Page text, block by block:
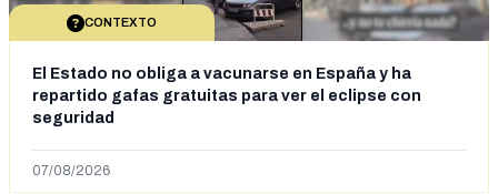
CONTEXTO
El Estado no obliga a vacunarse en España y ha
repartido gafas gratuitas para ver el eclipse con
seguridad
07/08/2026